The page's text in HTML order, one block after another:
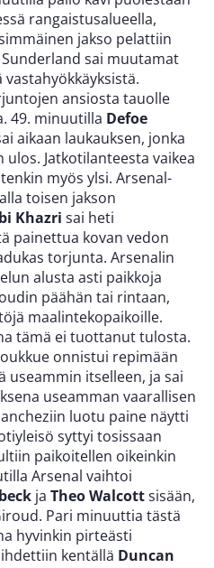
rangaistusalueella,
jakso pelattiin
sai muutamat
ansiosta tauolle
49. minuutilla Defoe
aikaan laukauksen, jonka
Jatkotilanteesta vaikea
myös ylsi. Arsenal-
toisen jakson
Khazri sai heti
painettua kovan vedon
torjunta. Arsenalin
alusta asti paikkoja
päähän tai rintaan,
maalintekopaikoille.
tämä ei tuottanut tulosta.
onnistui repimään
useammin itselleen, ja sai
useamman vaarallisen
luotu paine näytti
syttyi tosissaan
paikoitellen oikeinkin
Arsenal vaihtoi
ja Theo Walcottsisään,
Pari minuuttia tästä
hyvinkin pirteästi
kentällä Duncan